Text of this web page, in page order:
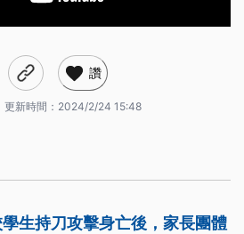
讚
更新時間： 2024/2/24 15:48
生持刀攻擊身亡後，家長團體